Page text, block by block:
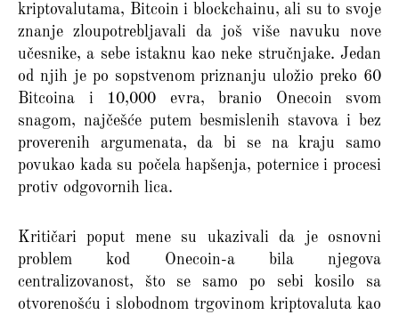
kriptovalutama, Bitcoin i blockchainu, ali su to svoje
znanje zloupotrebljavali da još više navuku nove
učesnike, a sebe istaknu kao neke stručnjake. Jedan
od njih je po sopstvenom priznanju uložio preko 60
Bitcoina i 10,000 evra, branio Onecoin svom
snagom, najčešće putem besmislenih stavova i bez
proverenih argumenata, da bi se na kraju samo
povukao kada su počela hapšenja, poternice i procesi
protiv odgovornih lica.
Kritičari poput mene su ukazivali da je osnovni
problem kod Onecoin-a bila njegova
centralizovanost, što se samo po sebi kosilo sa
otvorenošću i slobodnom trgovinom kriptovaluta kao